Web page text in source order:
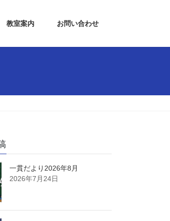
教室案内 お問い合わせ
一貫だより2026年8月
2026年7月24日